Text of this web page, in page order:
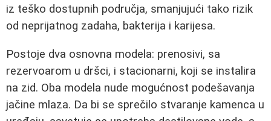
iz teško dostupnih područja, smanjujući tako rizik
od neprijatnog zadaha, bakterija i karijesa.
Postoje dva osnovna modela: prenosivi, sa
rezervoarom u dršci, i stacionarni, koji se instalira
na zid. Oba modela nude mogućnost podešavanja
jačine mlaza. Da bi se sprečilo stvaranje kamenca u